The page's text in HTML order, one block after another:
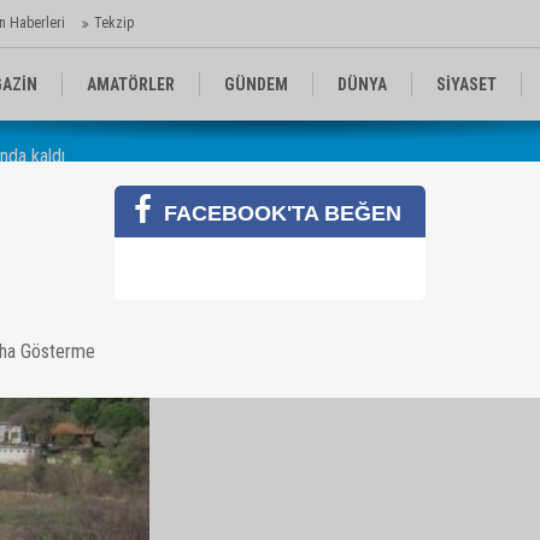
Haberleri Tekzip
AMATÖRLER GÜNDEM DÜNYA SİYASET
KOMİKLER
kaldı
FACEBOOK'TA BEĞEN
Gösterme